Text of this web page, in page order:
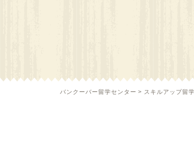
バンクーバー留学センター > スキルアップ留学